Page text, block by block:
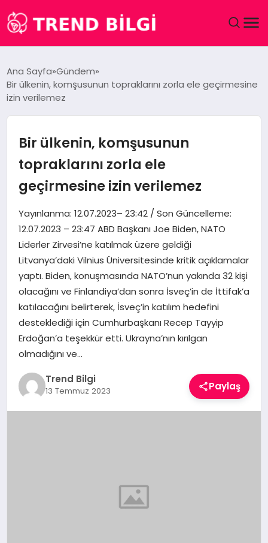
DÜNYA
MAGAZIN
SAĞLIK
SPOR
TEKNOLOJI
YAŞAM
Ana Sayfa Gündem
Bir ülkenin, komşusunun topraklarını zorla ele geçirmesine
izin verilemez
Bir ülkenin, komşusunun
topraklarını zorla ele
geçirmesine izin verilemez
Yayınlanma: 12.07.2023– 23:42 / Son Güncelleme:
12.07.2023 – 23:47 ABD Başkanı Joe Biden, NATO
Liderler Zirvesi’ne katılmak üzere geldiği
Litvanya’daki Vilnius Üniversitesinde kritik açıklamalar
yaptı. Biden, konuşmasında NATO’nun yakında 32 kişi
olacağını ve Finlandiya’dan sonra İsveç’in de İttifak’a
katılacağını belirterek, İsveç’in katılım hedefini
desteklediği için Cumhurbaşkanı Recep Tayyip
Erdoğan’a teşekkür etti. Ukrayna’nın kırılgan
olmadığını ve…
Trend Bilgi
13 Temmuz 2023 Paylaş